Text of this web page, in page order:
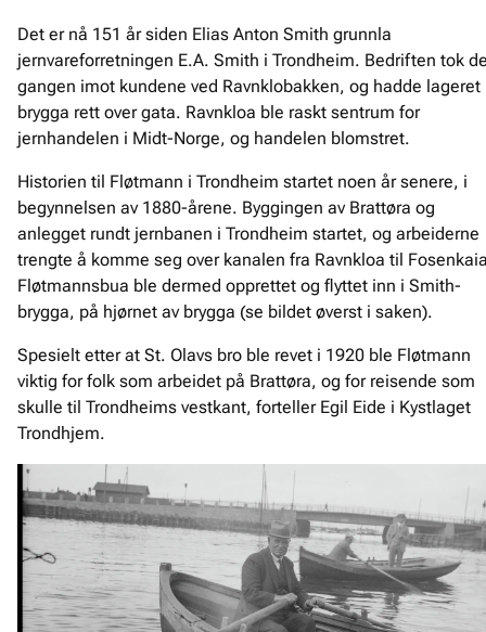
Det er nå 151 år siden Elias Anton Smith grunnla
jernvareforretningen E.A. Smith i Trondheim. Bedriften tok
gangen imot kundene ved Ravnklobakken, og hadde lageret
brygga rett over gata. Ravnkloa ble raskt sentrum for
jernhandelen i Midt-Norge, og handelen blomstret.
Historien til Fløtmann i Trondheim startet noen år senere, i
begynnelsen av 1880-årene. Byggingen av Brattøra og
anlegget rundt jernbanen i Trondheim startet, og arbeiderne
trengte å komme seg over kanalen fra Ravnkloa til
Fløtmannsbua ble dermed opprettet og flyttet inn i Smith-
brygga, på hjørnet av brygga (se bildet øverst i saken).
Spesielt etter at St. Olavs bro ble revet i 1920 ble Fløtmann
viktig for folk som arbeidet på Brattøra, og for reisende som
skulle til Trondheims vestkant, forteller Egil Eide i Kystlaget
Trondhjem.